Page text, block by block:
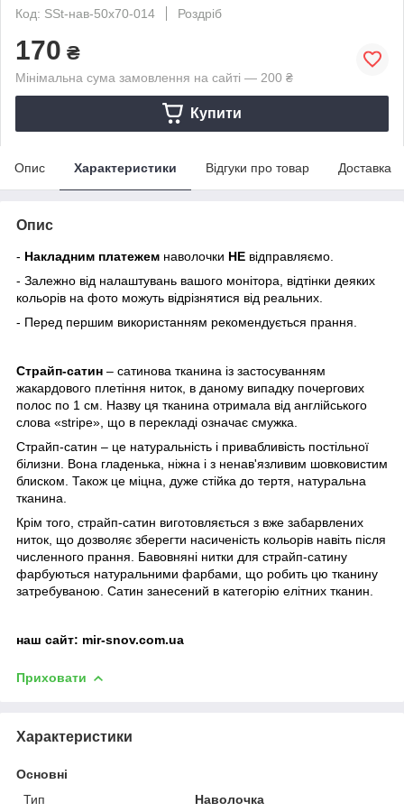
Код: SSt-нав-50х70-014
Роздріб
170 ₴
Мінімальна сума замовлення на сайті — 200 ₴
Купити
Опис Характеристики Відгуки про товар Доставка
Опис
- Накладним платежем наволочки НЕ відправляємо.
- Залежно від налаштувань вашого монітора, відтінки деяких
кольорів на фото можуть відрізнятися від реальних.
- Перед першим використанням рекомендується прання.
Страйп-сатин – сатинова тканина із застосуванням
жакардового плетіння ниток, в даному випадку почергових
полос по 1 см. Назву ця тканина отримала від англійського
слова «stripe», що в перекладі означає смужка.
Страйп-сатин – це натуральність і привабливість постільної
білизни. Вона гладенька, ніжна і з ненав'язливим шовковистим
блиском. Також це міцна, дуже стійка до тертя, натуральна
тканина.
Крім того, страйп-сатин виготовляється з вже забарвлених
ниток, що дозволяє зберегти насиченість кольорів навіть після
численного прання. Бавовняні нитки для страйп-сатину
фарбуються натуральними фарбами, що робить цю тканину
затребуваною. Сатин занесений в категорію елітних тканин.
наш сайт: mir-snov.com.ua
Приховати
Характеристики
Основні
Тип
Наволочка